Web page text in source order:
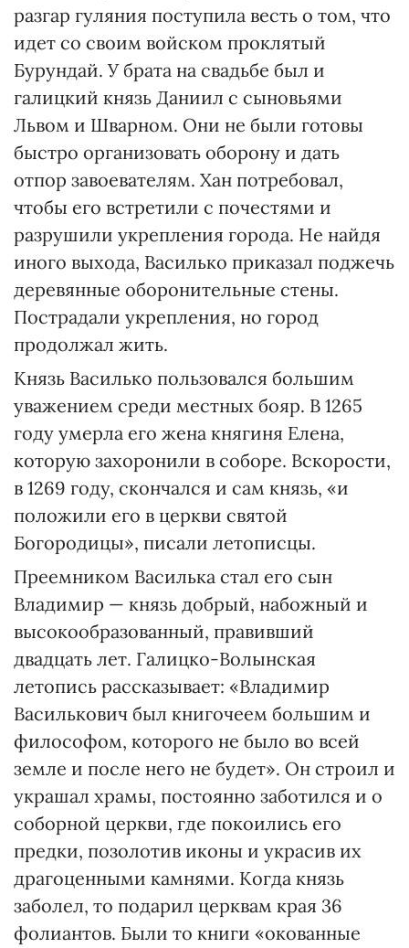
разгар гуляния поступила весть о том, что
идет со своим войском проклятый
Бурундай. У брата на свадьбе был и
галицкий князь Даниил с сыновьями
Львом и Шварном. Они не были готовы
быстро организовать оборону и дать
отпор завоевателям. Хан потребовал,
чтобы его встретили с почестями и
разрушили укрепления города. Не найдя
иного выхода, Василько приказал поджечь
деревянные оборонительные стены.
Пострадали укрепления, но город
продолжал жить.
Князь Василько пользовался большим
уважением среди местных бояр. В 1265
году умерла его жена княгиня Елена,
которую захоронили в соборе. Вскорости,
в 1269 году, скончался и сам князь, «и
положили его в церкви святой
Богородицы», писали летописцы.
Преемником Василька стал его сын
Владимир — князь добрый, набожный и
высокообразованный, правивший
двадцать лет. Галицко-Волынская
летопись рассказывает: «Владимир
Василькович был книгочеем большим и
философом, которого не было во всей
земле и после него не будет». Он строил и
украшал храмы, постоянно заботился и о
соборной церкви, где покоились его
предки, позолотив иконы и украсив их
драгоценными камнями. Когда князь
заболел, то подарил церквам края 36
фолиантов. Были то книги «окованные